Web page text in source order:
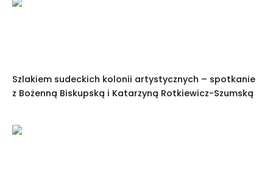
Szlakiem sudeckich kolonii artystycznych – spotkanie
z Bożenną Biskupską i Katarzyną Rotkiewicz-Szumską